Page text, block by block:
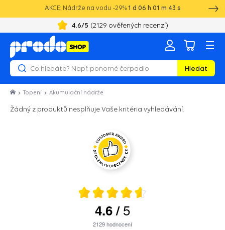
AKCE: Nádrže na vodu -29% 1 d 06 h 01 m 43 s
4.6/5 (2129 ověřených recenzí)
Hledat
Topení Akumulační nádrže
Žádný z produktů nesplňuje Vaše kritéria vyhledávání.
4.6/5
2129hodnocení